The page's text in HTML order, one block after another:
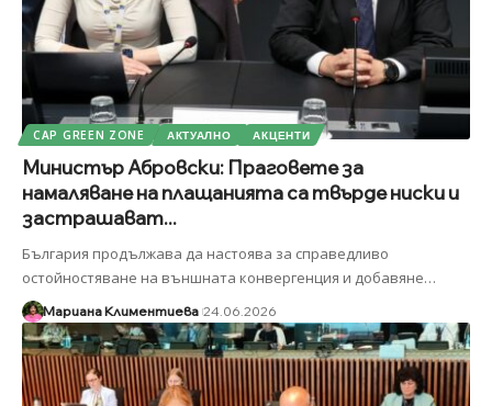
CAP GREEN ZONE АКТУАЛНО АКЦЕНТИ
Министър Абровски: Праговете за
намаляване на плащанията са твърде ниски и
застрашават...
България продължава да настоява за справедливо
остойностяване на външната конвергенция и добавяне…
Мариана Климентиева 24.06.2026